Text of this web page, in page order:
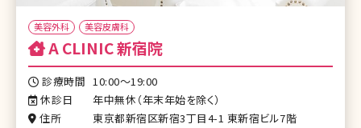
美容外科 美容皮膚科
A CLINIC 新宿院
診療時間 10:00～19:00
休診日
年中無休（年末年始を除く）
住所
東京都新宿区新宿3丁目4-1 東新宿ビル7階